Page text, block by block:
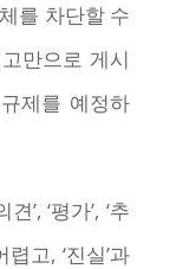
를 차단할 수
만으로 게시
제를 예정하
’, ‘평가’, ‘추
고, ‘진실’과